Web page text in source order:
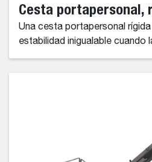
Cesta portapersonal,
Una cesta portapersonal
estabilidad inigualable cuando